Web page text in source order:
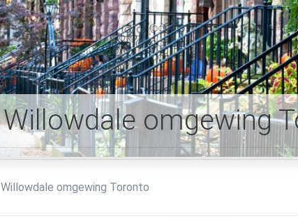
Willowdale omgewing
Willowdale omgewing Toronto